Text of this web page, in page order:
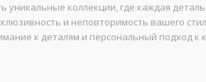
уникальные коллекции, где каждая
и неповторимость вашего
к деталям и персональный подход к